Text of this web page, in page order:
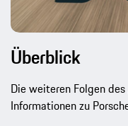
Überblick
Die weiteren Folgen
Informationen zu